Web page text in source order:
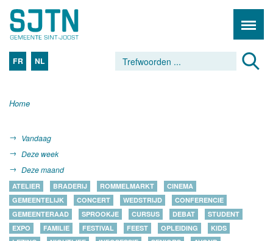
FR NL
Home
Vandaag
Deze week
Deze maand
ATELIER BRADERIJ ROMMELMARKT
CINEMA
GEMEENTELIJK
CONCERT WEDSTRIJD
CONFERENCIE
GEMEENTERAAD
SPROOKJE CURSUS DEBAT
STUDENT
EXPO
FAMILIE FESTIVAL FEEST OPLEIDING
KIDS